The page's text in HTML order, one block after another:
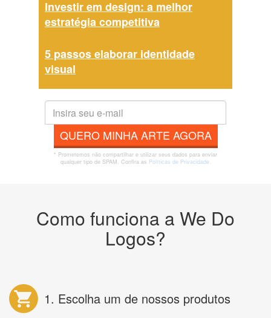
Investir em design: a melhor
estratégia competitiva
5 passos elaborar identidade
visual
QUERO MINHA ARTE AGORA
* Prometemos não compartilhar e utilizar seus dados para enviar
qualquer tipo de SPAM. Confira as Políticas de Privacidade.
Como funciona a We Do
Logos?
1. Escolha um de nossos produtos